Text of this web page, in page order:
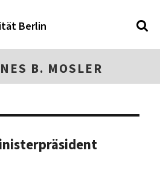
Berlin
B. MOSLER